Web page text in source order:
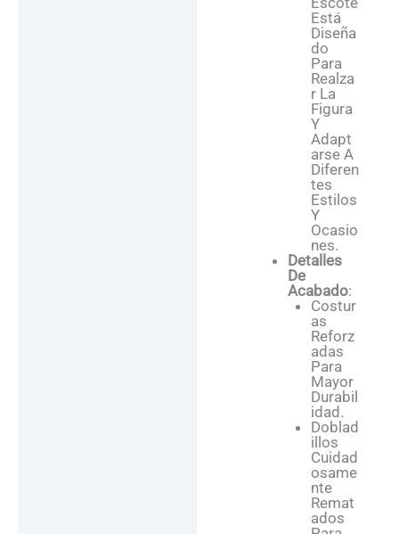
Está
Diseña
Do
Para
Realza
R La
Figura
Y
Adapt
Arse A
Diferen
Tes
Estilos
Y
Ocasio
Nes.
Detalles
De
Acabado:
Costur
As
Reforz
Adas
Para
Mayor
Durabil
Idad.
Doblad
Illos
Cuidad
Osame
Nte
Remat
Ados